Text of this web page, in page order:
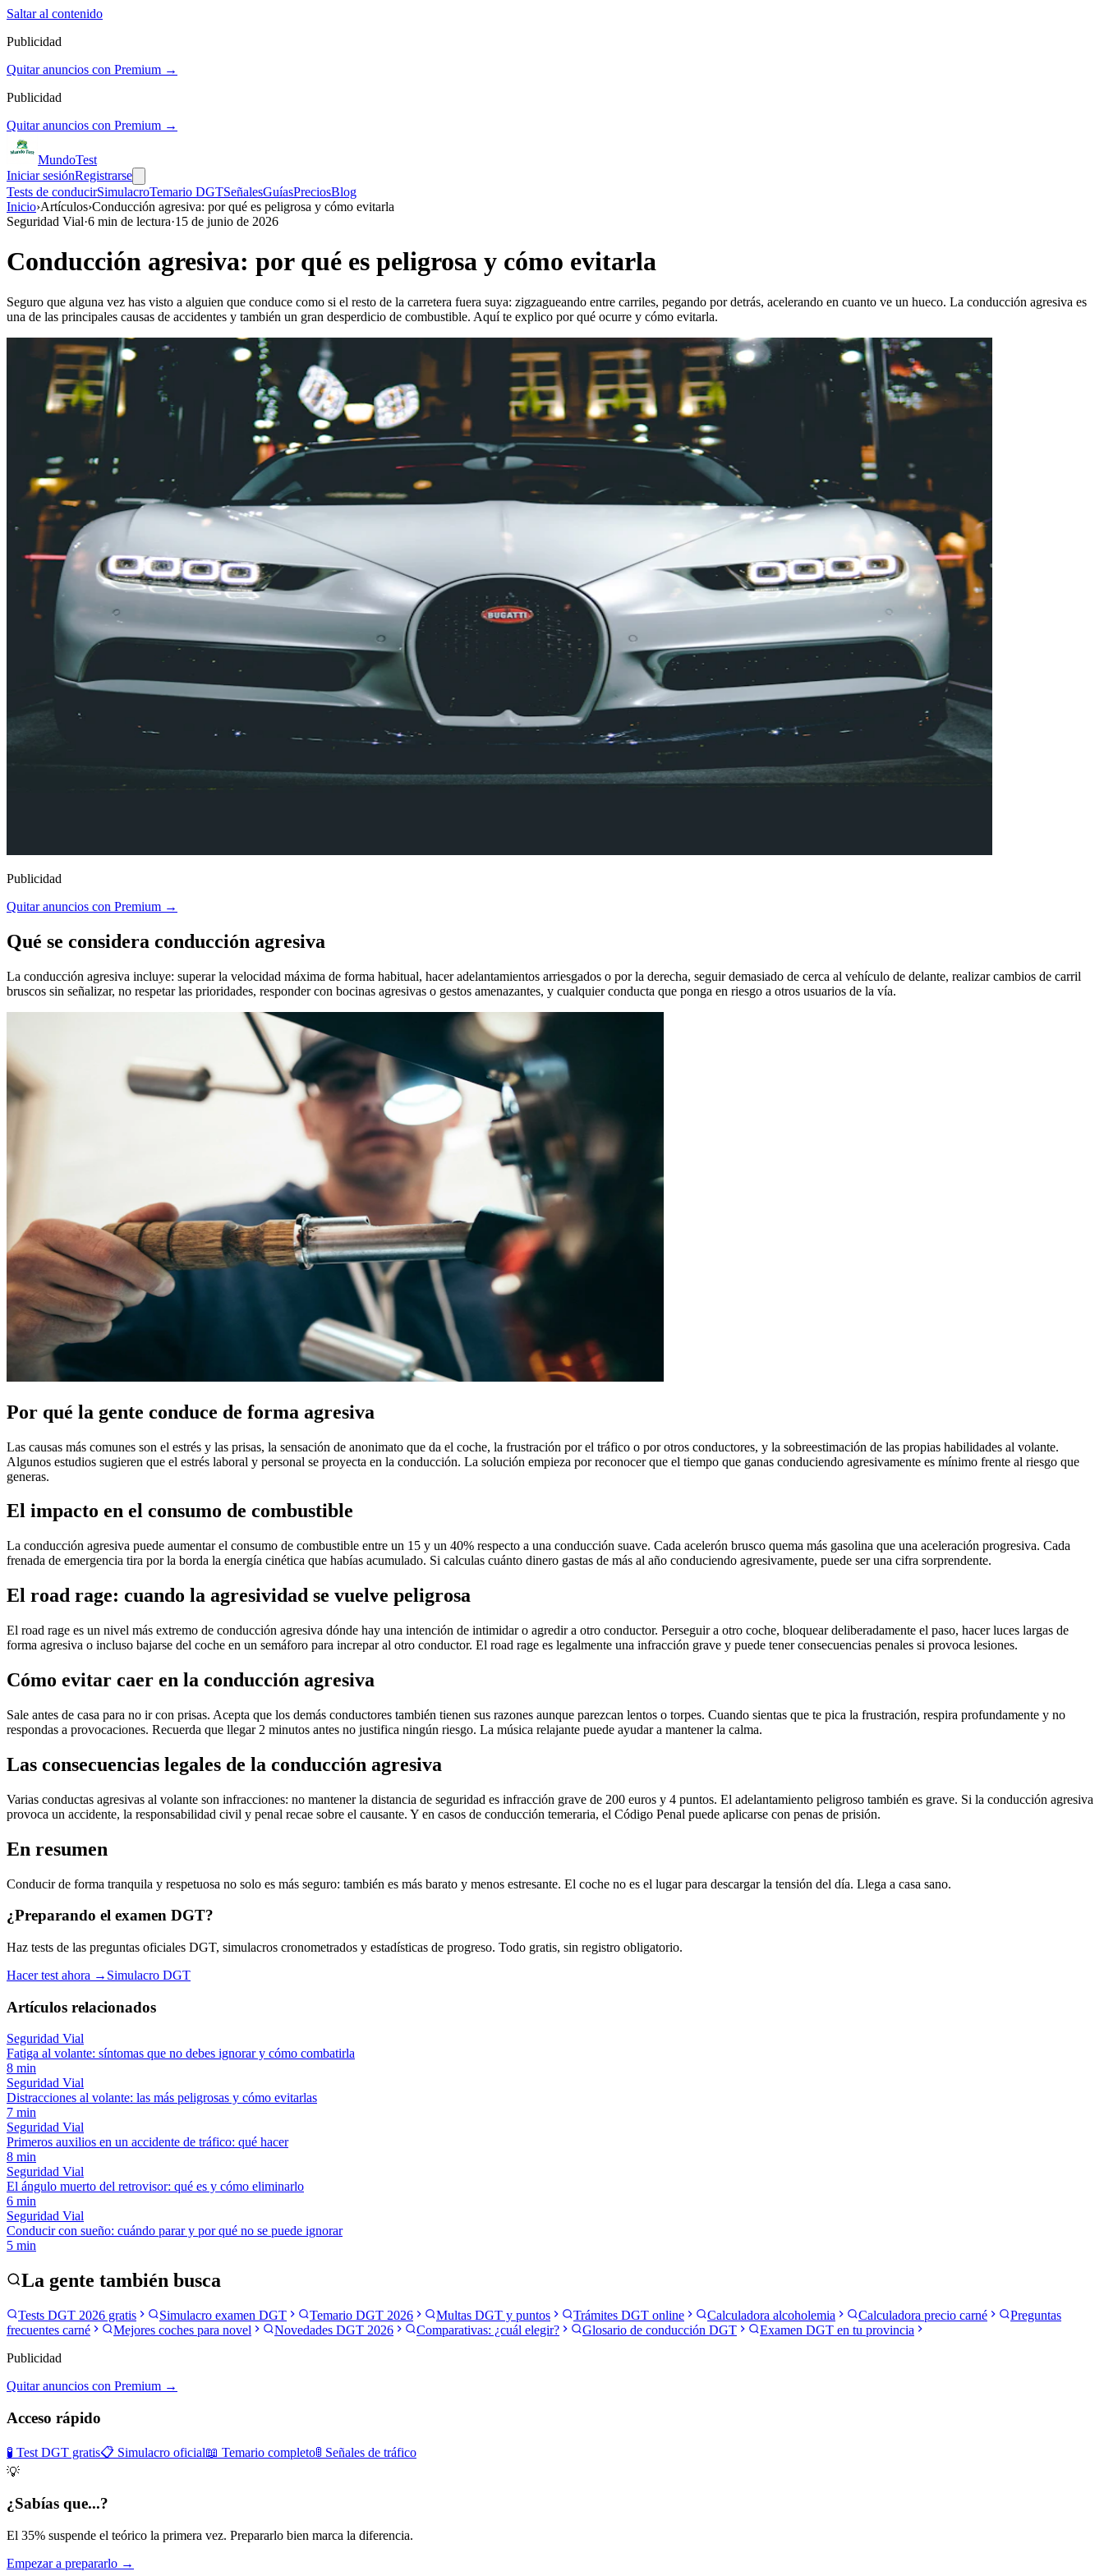
Saltar al contenido
Publicidad
Quitar anuncios con Premium →
Publicidad
Quitar anuncios con Premium →
MundoTest
Iniciar sesiónRegistrarse
Tests de conducirSimulacroTemario DGTSeñalesGuíasPreciosBlog
Inicio›Artículos›Conducción agresiva: por qué es peligrosa y cómo evitarla
Seguridad Vial·6 min de lectura·15 de junio de 2026
Conducción agresiva: por qué es peligrosa y cómo evitarla
Seguro que alguna vez has visto a alguien que conduce como si el resto de la carretera fuera suya: zigzagueando entre carriles, pegando por detrás, acelerando en cuanto ve un hueco. La conducción agresiva es
una de las principales causas de accidentes y también un gran desperdicio de combustible. Aquí te explico por qué ocurre y cómo evitarla.
Publicidad
Quitar anuncios con Premium →
Qué se considera conducción agresiva
La conducción agresiva incluye: superar la velocidad máxima de forma habitual, hacer adelantamientos arriesgados o por la derecha, seguir demasiado de cerca al vehículo de delante, realizar cambios de carril
bruscos sin señalizar, no respetar las prioridades, responder con bocinas agresivas o gestos amenazantes, y cualquier conducta que ponga en riesgo a otros usuarios de la vía.
Por qué la gente conduce de forma agresiva
Las causas más comunes son el estrés y las prisas, la sensación de anonimato que da el coche, la frustración por el tráfico o por otros conductores, y la sobreestimación de las propias habilidades al volante.
Algunos estudios sugieren que el estrés laboral y personal se proyecta en la conducción. La solución empieza por reconocer que el tiempo que ganas conduciendo agresivamente es mínimo frente al riesgo que
generas.
El impacto en el consumo de combustible
La conducción agresiva puede aumentar el consumo de combustible entre un 15 y un 40% respecto a una conducción suave. Cada acelerón brusco quema más gasolina que una aceleración progresiva. Cada
frenada de emergencia tira por la borda la energía cinética que habías acumulado. Si calculas cuánto dinero gastas de más al año conduciendo agresivamente, puede ser una cifra sorprendente.
El road rage: cuando la agresividad se vuelve peligrosa
El road rage es un nivel más extremo de conducción agresiva dónde hay una intención de intimidar o agredir a otro conductor. Perseguir a otro coche, bloquear deliberadamente el paso, hacer luces largas de
forma agresiva o incluso bajarse del coche en un semáforo para increpar al otro conductor. El road rage es legalmente una infracción grave y puede tener consecuencias penales si provoca lesiones.
Cómo evitar caer en la conducción agresiva
Sale antes de casa para no ir con prisas. Acepta que los demás conductores también tienen sus razones aunque parezcan lentos o torpes. Cuando sientas que te pica la frustración, respira profundamente y no
respondas a provocaciones. Recuerda que llegar 2 minutos antes no justifica ningún riesgo. La música relajante puede ayudar a mantener la calma.
Las consecuencias legales de la conducción agresiva
Varias conductas agresivas al volante son infracciones: no mantener la distancia de seguridad es infracción grave de 200 euros y 4 puntos. El adelantamiento peligroso también es grave. Si la conducción agresiva
provoca un accidente, la responsabilidad civil y penal recae sobre el causante. Y en casos de conducción temeraria, el Código Penal puede aplicarse con penas de prisión.
En resumen
Conducir de forma tranquila y respetuosa no solo es más seguro: también es más barato y menos estresante. El coche no es el lugar para descargar la tensión del día. Llega a casa sano.
¿Preparando el examen DGT?
Haz tests de las preguntas oficiales DGT, simulacros cronometrados y estadísticas de progreso. Todo gratis, sin registro obligatorio.
Hacer test ahora → Simulacro DGT
Artículos relacionados
Seguridad Vial
Fatiga al volante: síntomas que no debes ignorar y cómo combatirla
8 min
Seguridad Vial
Distracciones al volante: las más peligrosas y cómo evitarlas
7 min
Seguridad Vial
Primeros auxilios en un accidente de tráfico: qué hacer
8 min
Seguridad Vial
El ángulo muerto del retrovisor: qué es y cómo eliminarlo
6 min
Seguridad Vial
Conducir con sueño: cuándo parar y por qué no se puede ignorar
5 min
La gente también busca
Tests DGT 2026 gratis Simulacro examen DGT Temario DGT 2026 Multas DGT y puntos Trámites DGT online Calculadora alcoholemia Calculadora precio carné
Preguntas
frecuentes carné
Mejores coches para novel Novedades DGT 2026 Comparativas: ¿cuál elegir? Glosario de conducción DGT
Examen DGT en tu provincia
Publicidad
Quitar anuncios con Premium →
Acceso rápido
🧪 Test DGT gratis📋 Simulacro oficial📖 Temario completo🚦 Señales de tráfico
💡
¿Sabías que...?
El 35% suspende el teórico la primera vez. Prepararlo bien marca la diferencia.
Empezar a prepararlo →